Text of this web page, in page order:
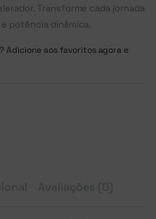
Transforme cada jornada
potência dinâmica.
Adicione aos favoritos agora e